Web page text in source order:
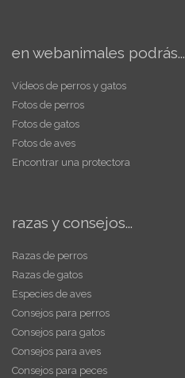
en webanimales podrás...
Vídeos de perros y gatos
Fotos de perros
Fotos de gatos
Fotos de aves
Encontrar una protectora
razas y consejos...
Razas de perros
Razas de gatos
Especies de aves
Consejos para perros
Consejos para gatos
Consejos para aves
Consejos para peces